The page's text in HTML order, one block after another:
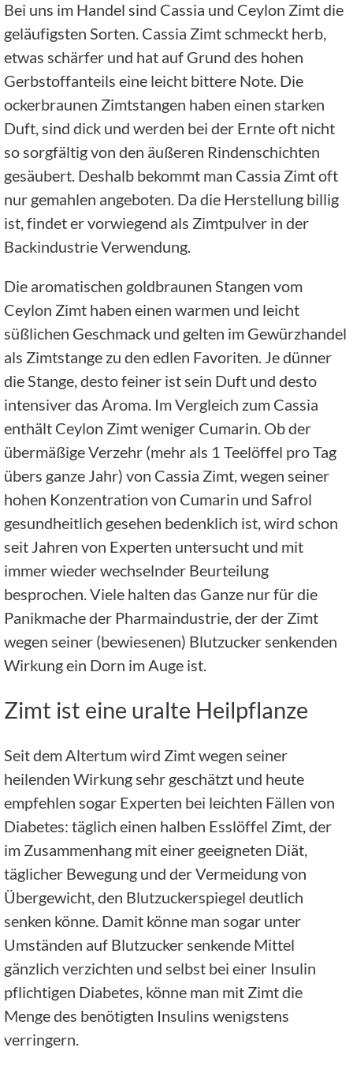
Bei uns im Handel sind Cassia und Ceylon Zimt die
geläufigsten Sorten. Cassia Zimt schmeckt herb,
etwas schärfer und hat auf Grund des hohen
Gerbstoffanteils eine leicht bittere Note. Die
ockerbraunen Zimtstangen haben einen starken
Duft, sind dick und werden bei der Ernte oft nicht
so sorgfältig von den äußeren Rindenschichten
gesäubert. Deshalb bekommt man Cassia Zimt oft
nur gemahlen angeboten. Da die Herstellung billig
ist, findet er vorwiegend als Zimtpulver in der
Backindustrie Verwendung.
Die aromatischen goldbraunen Stangen vom
Ceylon Zimt haben einen warmen und leicht
süßlichen Geschmack und gelten im Gewürzhandel
als Zimtstange zu den edlen Favoriten. Je dünner
die Stange, desto feiner ist sein Duft und desto
intensiver das Aroma. Im Vergleich zum Cassia
enthält Ceylon Zimt weniger Cumarin. Ob der
übermäßige Verzehr (mehr als 1 Teelöffel pro Tag
übers ganze Jahr) von Cassia Zimt, wegen seiner
hohen Konzentration von Cumarin und Safrol
gesundheitlich gesehen bedenklich ist, wird schon
seit Jahren von Experten untersucht und mit
immer wieder wechselnder Beurteilung
besprochen. Viele halten das Ganze nur für die
Panikmache der Pharmaindustrie, der der Zimt
wegen seiner (bewiesenen) Blutzucker senkenden
Wirkung ein Dorn im Auge ist.
Zimt ist eine uralte Heilpflanze
Seit dem Altertum wird Zimt wegen seiner
heilenden Wirkung sehr geschätzt und heute
empfehlen sogar Experten bei leichten Fällen von
Diabetes: täglich einen halben Esslöffel Zimt, der
im Zusammenhang mit einer geeigneten Diät,
täglicher Bewegung und der Vermeidung von
Übergewicht, den Blutzuckerspiegel deutlich
senken könne. Damit könne man sogar unter
Umständen auf Blutzucker senkende Mittel
gänzlich verzichten und selbst bei einer Insulin
pflichtigen Diabetes, könne man mit Zimt die
Menge des benötigten Insulins wenigstens
verringern.